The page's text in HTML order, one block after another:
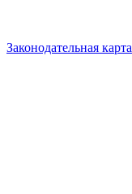
Законодательная карта